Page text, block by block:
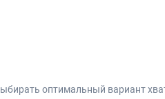
оптимальный вариант